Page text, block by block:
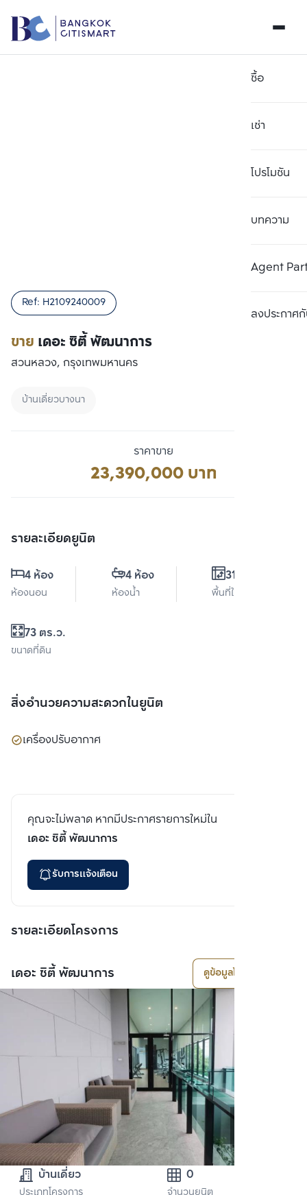
ซื้อ
เช่า
โปรโมชัน
บทความ
Agent
ลงประกาศกั
ขาย เดอะ ซิตี้ พัฒนาการ
Ref: H2109240009
สวนหลวง, กรุงเทพมหานคร
บ้านเดี่ยวบางนา
ราคาขาย
23,390,000 บาท
รายละเอียดยูนิต
4 ห้อง
ห้องนอน
4 ห้อง
ห้องน้ำ
315 ตร.ม.
พื้นที่ใช้สอย
73 ตร.ว.
ขนาดที่ดิน
สิ่งอำนวยความสะดวกในยูนิต
เครื่องปรับอากาศ
คุณจะไม่พลาด หากมีประกาศรายการใหม่ใน
เดอะ ซิตี้ พัฒนาการ
รับการแจ้งเตือน
รายละเอียดโครงการ
เดอะ ซิตี้ พัฒนาการ ดูข้อมูลโครงการ
บ้านเดี่ยว 0
เปรียบเทียบ